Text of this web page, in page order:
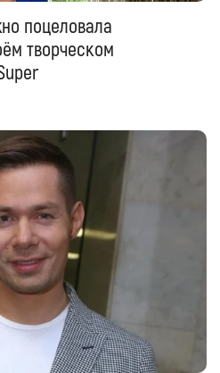
поцеловала
творческом